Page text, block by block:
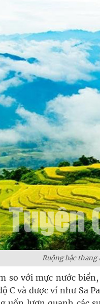
Ruộng bậc thang
so với mực nước
C và được ví như Sa